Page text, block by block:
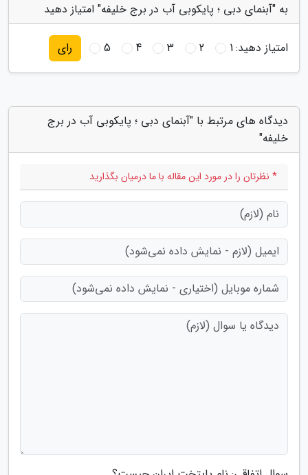
به "آبنمای دبی ؛ پایکوبی آب در برج خلیفه" امتیاز دهید
امتیاز دهید:1
2
3
4
5 رای
دیدگاه های مرتبط با "آبنمای دبی ؛ پایکوبی آب در برج
خلیفه"
* نظرتان را در مورد این مقاله با ما درمیان بگذارید